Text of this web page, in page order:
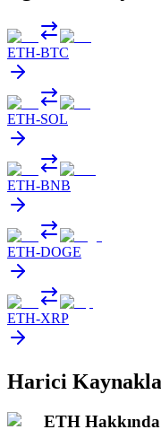
ETH-BTC
ETH-SOL
ETH-BNB
ETH-DOGE
ETH-XRP
Harici
ETH Hakkında